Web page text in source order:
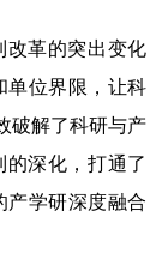
革的突出变化
单位界限，让科
破解了科研与产
的深化，打通了
产学研深度融合